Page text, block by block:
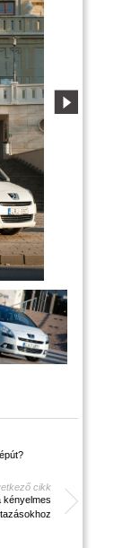
cikk
kényelmes